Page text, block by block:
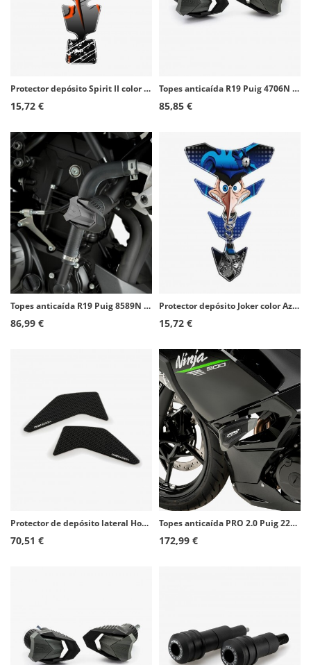
Protector depósito Spirit II color Naranja de Puig 9140T
15,72 €
Topes anticaída R19 Puig 4706N para varios modelos de Aprilia
85,85 €
Topes anticaída R19 Puig 8589N para Yamaha MT-03 (16-26)
86,99 €
Protector depósito Joker color Azul de Puig 6496A
15,72 €
Protector de depósito lateral Honda CRF1000L Africa Twin (16-19), CRF1100L Africa Twin Adventure Sports (20) color Negro de Puig
70,51 €
Topes anticaída PRO 2.0 Puig 22026N para Kawasaki Ninja 500 (24-26)
172,99 €